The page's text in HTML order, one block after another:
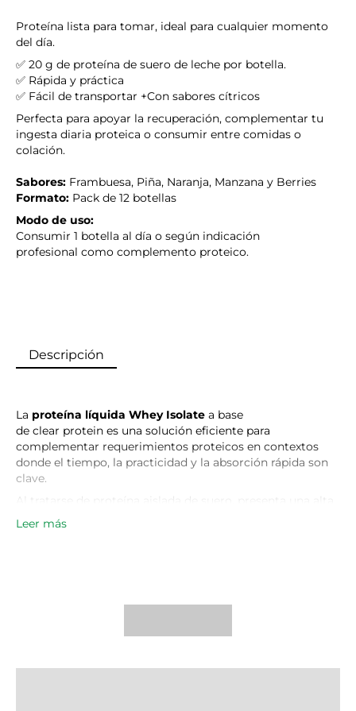
Proteína lista para tomar, ideal para cualquier momento
del día.
✅ 20 g de proteína de suero de leche por botella.
✅ Rápida y práctica
✅ Fácil de transportar +Con sabores cítricos
Perfecta para apoyar la recuperación, complementar tu
ingesta diaria proteica o consumir entre comidas o
colación.
Sabores: Frambuesa, Piña, Naranja, Manzana y Berries
Formato: Pack de 12 botellas
Modo de uso:
Consumir 1 botella al día o según indicación
profesional como complemento proteico.
Descripción
La proteína líquida Whey Isolate a base
de clear protein es una solución eficiente para
complementar requerimientos proteicos en contextos
donde el tiempo, la practicidad y la absorción rápida son
clave.
biodisponibilidad y rápida digestión, lo que la hace
proteica adecuada a lo largo del día, especialmente en
Es una herramienta práctica tanto para deportistas como
mejorar su ingesta proteica diaria sin complejidad.
Leer más